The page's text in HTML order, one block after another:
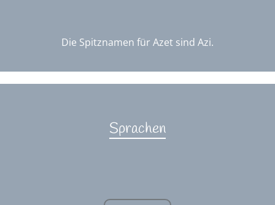
Die Spitznamen für Azet sind Azi.
Sprachen